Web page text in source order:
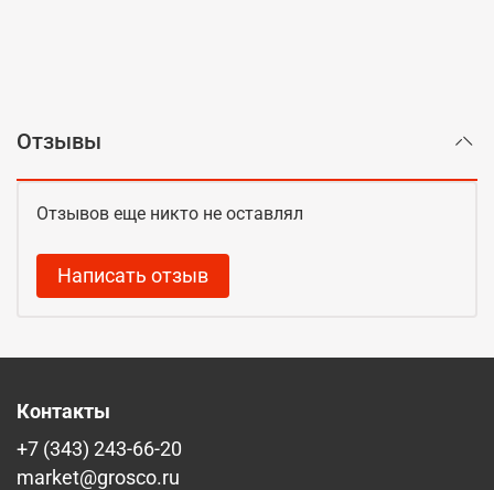
Отзывы
Отзывов еще никто не оставлял
Написать отзыв
Контакты
+7 (343) 243-66-20
market@grosco.ru